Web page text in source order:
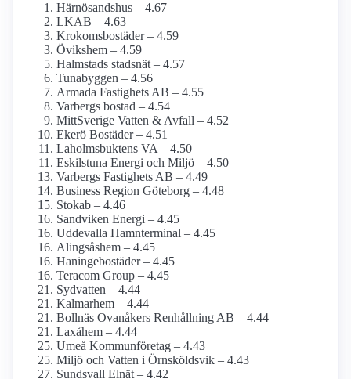
Härnösandshus – 4.67
LKAB – 4.63
Krokoms­bostäder – 4.59
Övikshem – 4.59
Halmstads stadsnät – 4.57
Tunabyggen – 4.56
Armada Fastighets AB – 4.55
Varbergs bostad – 4.54
MittSverige Vatten & Avfall – 4.52
Ekerö Bostäder – 4.51
Laholmsbuktens VA – 4.50
Eskilstuna Energi och Miljö – 4.50
Varbergs Fastighets AB – 4.49
Business Region Göteborg – 4.48
Stokab – 4.46
Sandviken Energi – 4.45
Uddevalla Hamnterminal – 4.45
Alingsåshem – 4.45
Haningebostäder – 4.45
Teracom Group – 4.45
Sydvatten – 4.44
Kalmarhem – 4.44
Bollnäs Ovanåkers Renhållning AB – 4.44
Laxåhem – 4.44
Umeå Kommunföretag – 4.43
Miljö och Vatten i Örnsköldsvik – 4.43
Sundsvall Elnät – 4.42